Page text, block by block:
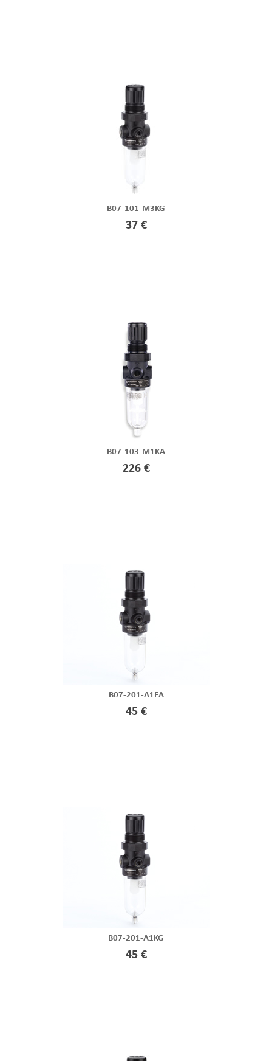
B07-101-M3KG
37 €
B07-103-M1KA
226 €
B07-201-A1EA
45 €
B07-201-A1KG
45 €